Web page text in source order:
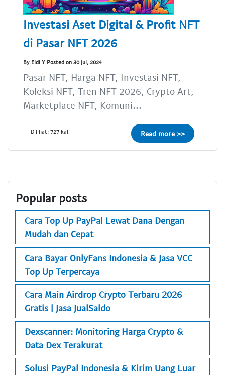
Investasi Aset Digital & Profit NFT
di Pasar NFT 2026
By Eldi Y Posted on 30 Jul, 2024
Pasar NFT, Harga NFT, Investasi NFT,
Koleksi NFT, Tren NFT 2026, Crypto Art,
Marketplace NFT, Komuni...
Dilihat: 727 kali Read more >>
Popular posts
Cara Top Up PayPal Lewat Dana Dengan
Mudah dan Cepat
Cara Bayar OnlyFans Indonesia & Jasa VCC
Top Up Terpercaya
Cara Main Airdrop Crypto Terbaru 2026
Gratis | Jasa JualSaldo
Dexscanner: Monitoring Harga Crypto &
Data Dex Terakurat
Solusi PayPal Indonesia & Kirim Uang Luar